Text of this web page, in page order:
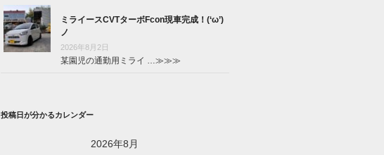
ミライースCVTターボFcon現車完成！(‘ω’)
ノ
2026年8月2日
某園児の通勤用ミライ …≫≫≫
投稿日が分かるカレンダー
2026年8月